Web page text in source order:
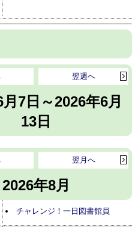
7日～2026年6月
13日
翌週へ
2026年8月
翌月へ
チャレンジ！一日図書館員